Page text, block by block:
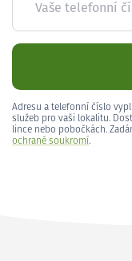
Vaše telefonní
Adresu a telefonní číslo
služeb pro vaši lokalitu.
lince nebo pobočkách.
ochraně soukromí.